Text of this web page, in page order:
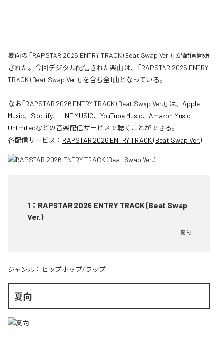
夏向の「RAPSTAR 2026 ENTRY TRACK (Beat Swap Ver.)」が配信開始
された。今回デジタル配信された楽曲は、「RAPSTAR 2026 ENTRY
TRACK (Beat Swap Ver.)」を含む全1曲となっている。
なお「RAPSTAR 2026 ENTRY TRACK (Beat Swap Ver.)」は、 Apple
Music、 Spotify、 LINE MUSIC、 YouTube Music、 Amazon Music
Unlimitedなどの音楽配信サービスで聴くことができる。
各配信サービス： RAPSTAR 2026 ENTRY TRACK (Beat Swap Ver.)
1 ： RAPSTAR 2026 ENTRY TRACK (Beat Swap
Ver.)
夏向
ジャンル： ヒップホップ/ラップ
夏向